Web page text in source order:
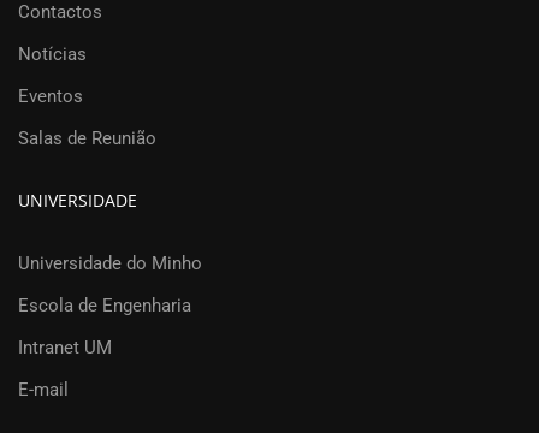
Contactos
Notícias
Eventos
Salas de Reunião
UNIVERSIDADE
Universidade do Minho
Escola de Engenharia
Intranet UM
E-mail